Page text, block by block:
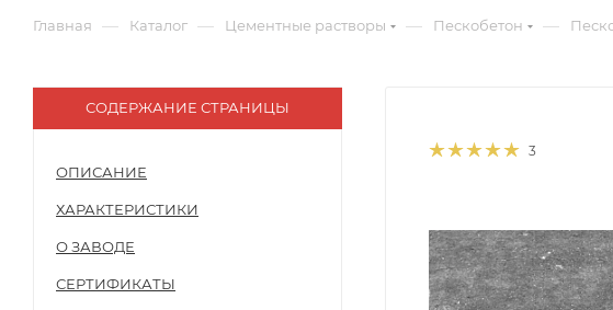
Главная — Каталог — Цементные растворы — Пескобетон —
СОДЕРЖАНИЕ СТРАНИЦЫ
ОПИСАНИЕ
ХАРАКТЕРИСТИКИ
О ЗАВОДЕ
СЕРТИФИКАТЫ
3